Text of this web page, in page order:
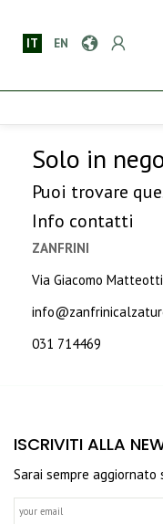
IT EN
Solo in
Puoi trovare
Info contatti
ZANFRINI
Via Giacomo
031 714469
ISCRIVITI ALLA
Sarai sempre